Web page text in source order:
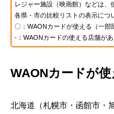
レジャー施設（映画館）などは
各県・市の比較リストの表示につ
〇：WAONカードが使える（一部
-：WAONカードの使える店舗が
WAONカードが使
北海道（札幌市・函館市・